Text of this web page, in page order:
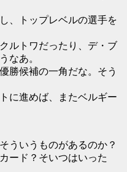
、トップレベルの選手を
ルトワだったり、デ・ブ
なあ。
勝候補の一角だな。そう
に進めば、またベルギー
ういうものがあるのか？
ード？そいつはいった